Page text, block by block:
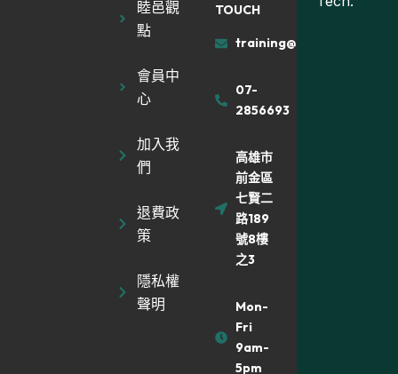
睦邑觀
點
會員中
心
加入我
們
退費政
策
隱私權
聲明
TOUCH
training@muyiland.com
07-
2856693
高雄市
前金區
七賢二
路189
號8樓
之3
Mon-
Fri
9am-
5pm